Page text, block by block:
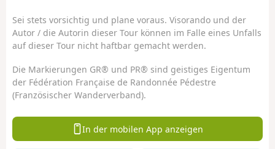
Sei stets vorsichtig und plane voraus. Visorando und der
Autor / die Autorin dieser Tour können im Falle eines Unfalls
auf dieser Tour nicht haftbar gemacht werden.
Die Markierungen GR® und PR® sind geistiges Eigentum
der Fédération Française de Randonnée Pédestre
(Französischer Wanderverband).
In der mobilen App anzeigen